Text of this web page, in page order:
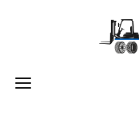
Zum Hauptinhalt